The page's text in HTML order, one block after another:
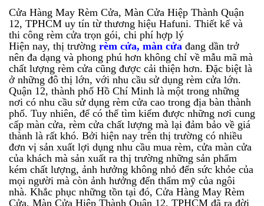
Cửa Hàng May Rèm Cửa, Màn Cửa Hiệp Thành Quận
12, TPHCM uy tín từ thương hiệu Hafuni. Thiết kế và
thi công rèm cửa trọn gói, chi phí hợp lý
Hiện nay, thị trường rèm cửa, màn cửa đang dần trở
nên đa dạng và phong phú hơn không chỉ về mẫu mã mà
chất lượng rèm cửa cũng được cải thiện hơn. Đặc biệt là
ở những đô thị lớn, với nhu cầu sử dụng rèm cửa lớn.
Quận 12, thành phố Hồ Chí Minh là một trong những
nơi có nhu cầu sử dụng rèm cửa cao trong địa bàn thành
phố. Tuy nhiên, để có thể tìm kiếm được những nơi cung
cấp màn cửa, rèm cửa chất lượng mà lại đảm bảo về giá
thành là rất khó. Bởi hiện nay trên thị trường có nhiều
đơn vị sản xuất lợi dụng nhu cầu mua rèm, cửa màn cửa
của khách mà sản xuất ra thị trường những sản phẩm
kém chất lượng, ảnh hưởng không nhỏ đến sức khỏe của
mọi người mà còn ảnh hưởng đến thẩm mỹ của ngôi
nhà. Khắc phục những tồn tại đó, Cửa Hàng May Rèm
Cửa, Màn Cửa Hiệp Thành Quận 12, TPHCM đã ra đời